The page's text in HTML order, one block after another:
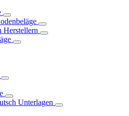
Herstellern
Unterlagen